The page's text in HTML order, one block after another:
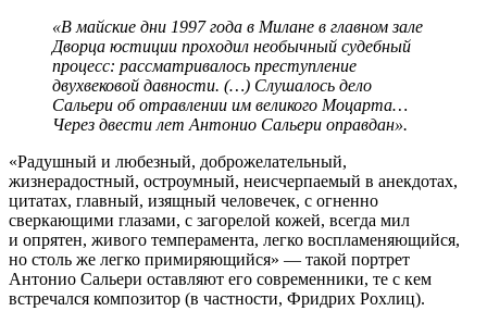
«В майские дни 1997 года в Милане в главном зале
Дворца юстиции проходил необычный судебный
процесс: рассматривалось преступление
двухвековой давности. (…) Слушалось дело
Сальери об отравлении им великого Моцарта…
Через двести лет Антонио Сальери оправдан».
«Радушный и любезный, доброжелательный,
жизнерадостный, остроумный, неисчерпаемый в анекдотах,
цитатах, главный, изящный человечек, с огненно
сверкающими глазами, с загорелой кожей, всегда мил
и опрятен, живого темперамента, легко воспламеняющийся,
но столь же легко примиряющийся» — такой портрет
Антонио Сальери оставляют его современники, те с кем
встречался композитор (в частности, Фридрих Рохлиц).